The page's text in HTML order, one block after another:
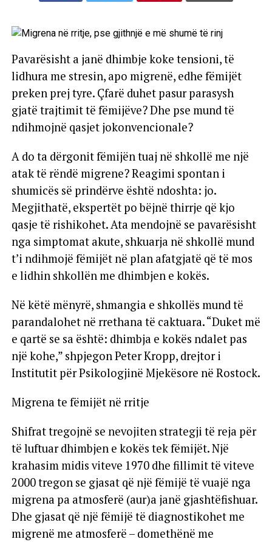
Pavarësisht a janë dhimbje koke tensioni, të
lidhura me stresin, apo migrenë, edhe fëmijët
preken prej tyre. Çfarë duhet pasur parasysh
gjatë trajtimit të fëmijëve? Dhe pse mund të
ndihmojnë qasjet jokonvencionale?
A do ta dërgonit fëmijën tuaj në shkollë me një
atak të rëndë migrene? Reagimi spontan i
shumicës së prindërve është ndoshta: jo.
Megjithatë, ekspertët po bëjnë thirrje që kjo
qasje të rishikohet. Ata mendojnë se pavarësisht
nga simptomat akute, shkuarja në shkollë mund
t’i ndihmojë fëmijët në plan afatgjatë që të mos
e lidhin shkollën me dhimbjen e kokës.
Në këtë mënyrë, shmangia e shkollës mund të
parandalohet në rrethana të caktuara. “Duket më
e qartë se sa është: dhimbja e kokës ndalet pas
një kohe,” shpjegon Peter Kropp, drejtor i
Institutit për Psikologjinë Mjekësore në Rostock.
Migrena te fëmijët në rritje
Shifrat tregojnë se nevojiten strategji të reja për
të luftuar dhimbjen e kokës tek fëmijët. Një
krahasim midis viteve 1970 dhe fillimit të viteve
2000 tregon se gjasat që një fëmijë të vuajë nga
migrena pa atmosferë (aur)a janë gjashtëfishuar.
Dhe gjasat që një fëmijë të diagnostikohet me
migrenë me atmosferë – domethënë me